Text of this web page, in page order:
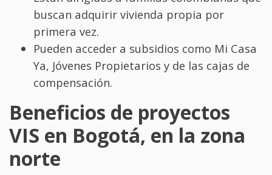
buscan adquirir vivienda propia por
primera vez.
Pueden acceder a subsidios como Mi Casa
Ya, Jóvenes Propietarios y de las cajas de
compensación.
Beneficios de proyectos
VIS en Bogotá, en la zona
norte